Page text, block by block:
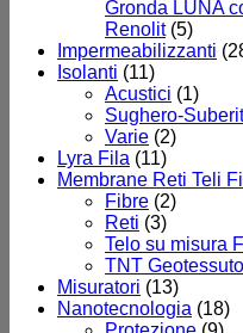
Gronda LUNA
Renolit (5)
Impermeabilizzanti
Isolanti (11)
Acustici (1)
Sughero-
Varie (2)
Lyra Fila (11)
Membrane Reti Teli
Fibre (2)
Reti (3)
Telo su misura
TNT Geotessuto
Misuratori (13)
Nanotecnologia (18)